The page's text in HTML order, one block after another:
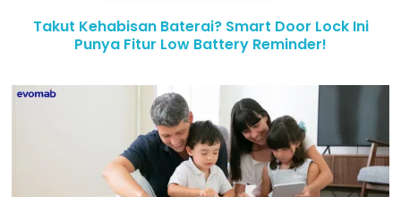
Takut Kehabisan Baterai? Smart Door Lock Ini
Punya Fitur Low Battery Reminder!